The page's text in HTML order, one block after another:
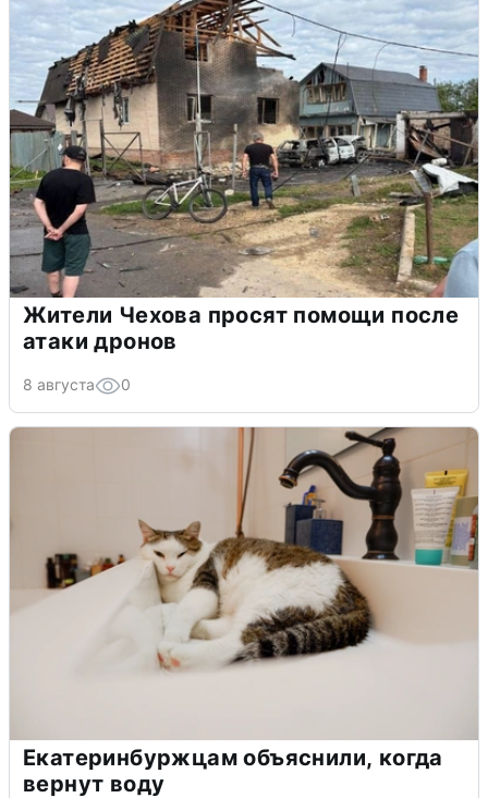
Жители Чехова просят помощи после
атаки дронов
8 августа 0
Екатеринбуржцам объяснили, когда
вернут воду